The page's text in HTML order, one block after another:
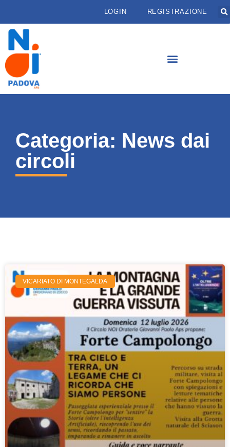
LOGIN REGISTRAZIONE
Categoria: News dai
circoli
VICARIATO DI MONTEGALDA